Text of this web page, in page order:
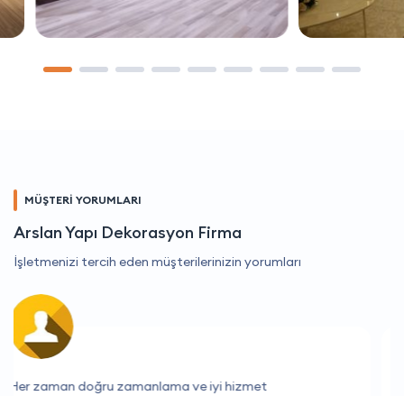
MÜŞTERİ YORUMLARI
Arslan Yapı Dekorasyon Firma
İşletmenizi tercih eden müşterilerinizin yorumları
Buradan aldığım hizmeti herkese öneririm.